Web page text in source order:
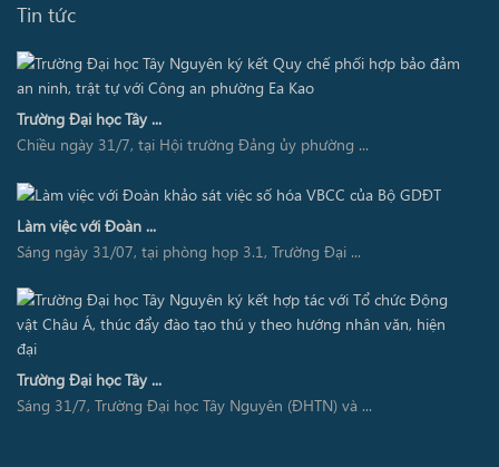
Tin tức
Trường Đại học Tây ...
Chiều ngày 31/7, tại Hội trường Đảng ủy phường ...
Làm việc với Đoàn ...
Sáng ngày 31/07, tại phòng họp 3.1, Trường Đại ...
Trường Đại học Tây ...
Sáng 31/7, Trường Đại học Tây Nguyên (ĐHTN) và ...